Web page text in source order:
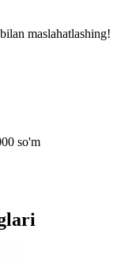
maslahatlashing!
so'm